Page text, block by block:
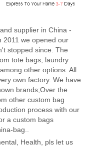
supplier in China -
2011 we opened our
stopped since. The
tote bags, laundry
other options. All
own factory. We have
brands;Over the
other custom bag
process with our
a custom bags
bag..
Health, pls let us